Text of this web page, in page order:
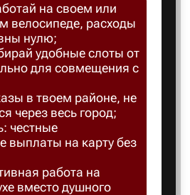
Ачинск
Балаково
Балахна
на своем или
велосипеде, расходы
нулю;
удобные слоты от
для совмещения с
в твоем районе, не
через весь город;
честные
выплаты на карту без
работа на
вместо душного